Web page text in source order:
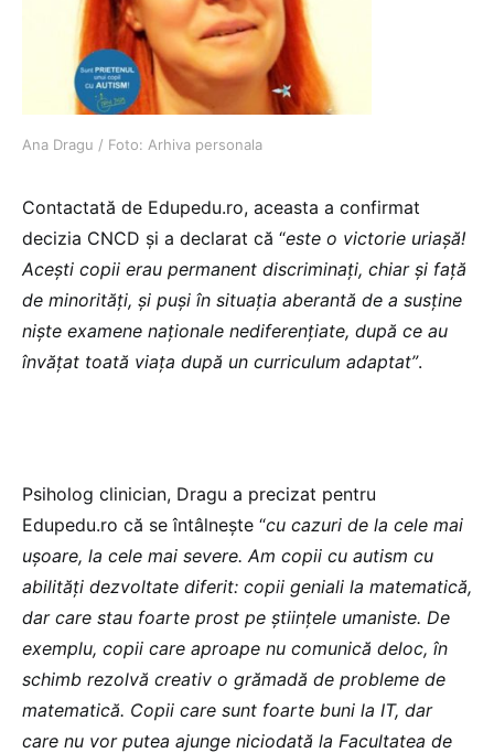
Ana Dragu / Foto: Arhiva personala
Contactată de Edupedu.ro, aceasta a confirmat
decizia CNCD și a declarat că “este o victorie uriașă!
Acești copii erau permanent discriminați, chiar și față
de minorități, și puși în situația aberantă de a susține
niște examene naționale nediferențiate, după ce au
învățat toată viața după un curriculum adaptat”.
Psiholog clinician, Dragu a precizat pentru
Edupedu.ro că se întâlnește “cu cazuri de la cele mai
ușoare, la cele mai severe. Am copii cu autism cu
abilități dezvoltate diferit: copii geniali la matematică,
dar care stau foarte prost pe științele umaniste. De
exemplu, copii care aproape nu comunică deloc, în
schimb rezolvă creativ o grămadă de probleme de
matematică. Copii care sunt foarte buni la IT, dar
care nu vor putea ajunge niciodată la Facultatea de